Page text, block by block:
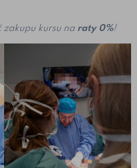
zakupu kursu na raty 0%!